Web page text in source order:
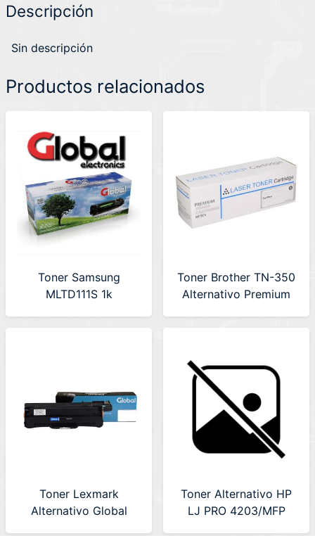
Descripción
Sin descripción
Productos relacionados
Toner Samsung
MLTD111S 1k
Toner Brother TN-350
Alternativo Premium
Toner Lexmark
Alternativo Global
Toner Alternativo HP
LJ PRO 4203/MFP